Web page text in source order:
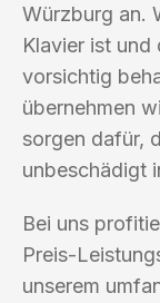
Würzburg an.
Klavier ist und
vorsichtig
übernehmen
sorgen dafür,
unbeschädigt
Bei uns
Preis-
unserem